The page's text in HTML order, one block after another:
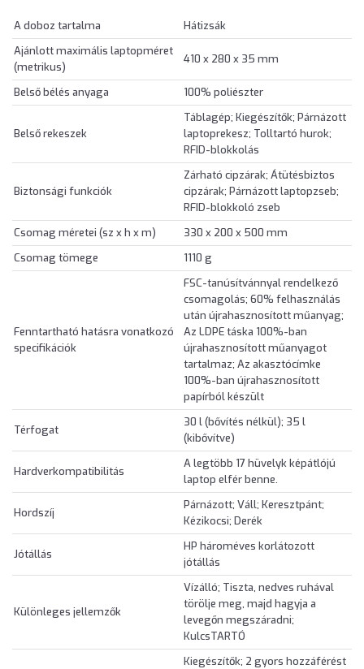
A doboz tartalma
Hátizsák
Ajánlott maximális laptopméret
(metrikus)
410 x 280 x 35 mm
Belső bélés anyaga 100% poliészter
Belső rekeszek
Táblagép; Kiegészítők; Párnázott
laptoprekesz; Tolltartó hurok;
RFID-blokkolás
Biztonsági funkciók
Zárható cipzárak; Átütésbiztos
cipzárak; Párnázott laptopzseb;
RFID-blokkoló zseb
Csomag méretei (sz x h x m)
330 x 200 x 500 mm
Csomag tömege
1110 g
Fenntartható hatásra vonatkozó
specifikációk
FSC-tanúsítvánnyal rendelkező
csomagolás; 60% felhasználás
után újrahasznosított műanyag;
Az LDPE táska 100%-ban
újrahasznosított műanyagot
tartalmaz; Az akasztócímke
100%-ban újrahasznosított
papírból készült
Térfogat
30 l (bővítés nélkül); 35 l
(kibővítve)
Hardverkompatibilitás
A legtöbb 17 hüvelyk képátlójú
laptop elfér benne.
Hordszíj
Párnázott; Váll; Keresztpánt;
Kézikocsi; Derék
Jótállás
HP hároméves korlátozott
jótállás
Különleges jellemzők
Vízálló; Tiszta, nedves ruhával
törölje meg, majd hagyja a
levegőn megszáradni;
KulcsTARTÓ
Kiegészítők; 2 gyors hozzáférést